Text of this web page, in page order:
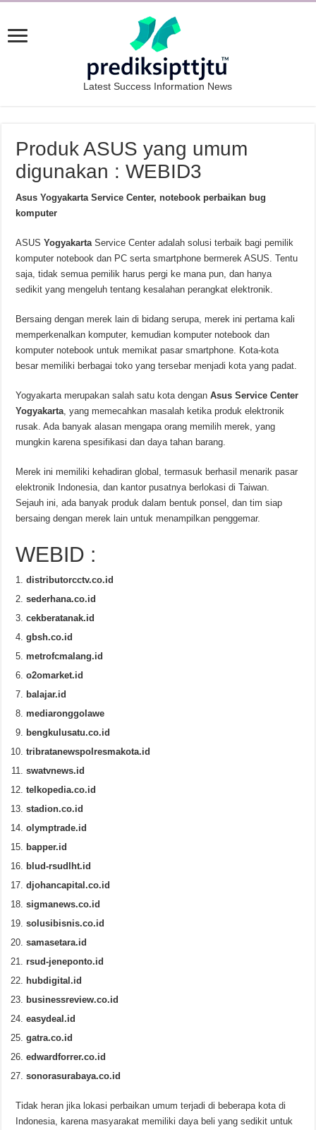
Latest Success Information News
Produk ASUS yang umum
digunakan : WEBID3
Asus Yogyakarta Service Center, notebook perbaikan bug
komputer
ASUSYogyakarta Service Center adalah solusi terbaik bagi pemilik
komputer notebook dan PC serta smartphone bermerek ASUS. Tentu
saja, tidak semua pemilik harus pergi ke mana pun, dan hanya
sedikit yang mengeluh tentang kesalahan perangkat elektronik.
Bersaing dengan merek lain di bidang serupa, merek ini pertama kali
memperkenalkan komputer, kemudian komputer notebook dan
komputer notebook untuk memikat pasar smartphone. Kota-kota
besar memiliki berbagai toko yang tersebar menjadi kota yang padat.
Yogyakarta merupakan salah satu kota denganAsus Service Center
Yogyakarta , yang memecahkan masalah ketika produk elektronik
rusak. Ada banyak alasan mengapa orang memilih merek, yang
mungkin karena spesifikasi dan daya tahan barang.
Merek ini memiliki kehadiran global, termasuk berhasil menarik pasar
elektronik Indonesia, dan kantor pusatnya berlokasi di Taiwan.
Sejauh ini, ada banyak produk dalam bentuk ponsel, dan tim siap
bersaing dengan merek lain untuk menampilkan penggemar.
WEBID :
distributorcctv.co.id
sederhana.co.id
cekberatanak.id
gbsh.co.id
metrofcmalang.id
o2omarket.id
balajar.id
mediaronggolawe
bengkulusatu.co.id
tribratanewspolresmakota.id
swatvnews.id
telkopedia.co.id
stadion.co.id
olymptrade.id
bapper.id
blud-rsudlht.id
djohancapital.co.id
sigmanews.co.id
solusibisnis.co.id
samasetara.id
rsud-jeneponto.id
hubdigital.id
businessreview.co.id
easydeal.id
gatra.co.id
edwardforrer.co.id
sonorasurabaya.co.id
Tidak heran jika lokasi perbaikan umum terjadi di beberapa kota di
Indonesia, karena masyarakat memiliki daya beli yang sedikit untuk